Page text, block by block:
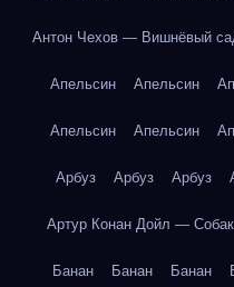
Антон Чехов — Вишнёвый
Апельсин Апельсин
Апельсин Апельсин
Арбуз Арбуз Арбуз
Артур Конан Дойл —
Банан Банан Банан